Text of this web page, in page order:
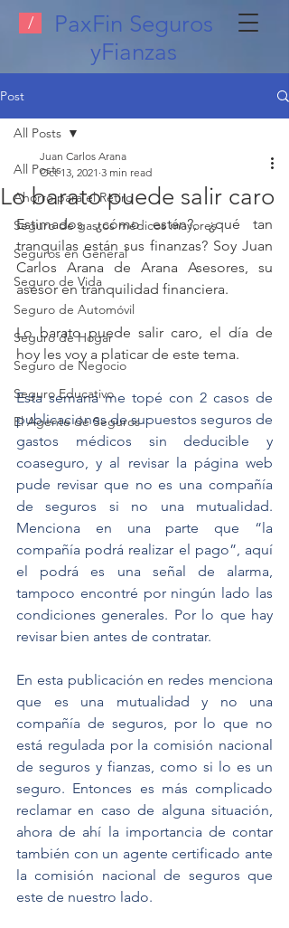
/
PaxFin Seguros
yFianzas
Post
All Posts
Ahorro para el Retiro
Seguro de gastos médicos mayores
Seguros en General
Seguro de Vida
Seguro de Automóvil
Seguro de Hogar
Seguro de Negocio
Seguro Educativo
El Agente de Seguros
All Posts
Lo barato puede salir caro
Juan Carlos Arana
Oct 13, 2021 3 min read
Estimados ¿cómo están?, ¿qué tan
tranquilas están sus finanzas? Soy Juan
Carlos Arana de Arana Asesores, su
asesor en tranquilidad financiera.
Lo barato puede salir caro, el día de
hoy les voy a platicar de este tema.
Esta semana me topé con 2 casos de
publicaciones de supuestos seguros de
gastos médicos sin deducible y
coaseguro, y al revisar la página web
pude revisar que no es una compañía
de seguros si no una mutualidad.
Menciona en una parte que “la
compañía podrá realizar el pago”, aquí
el podrá es una señal de alarma,
tampoco encontré por ningún lado las
condiciones generales. Por lo que hay
revisar bien antes de contratar.
En esta publicación en redes menciona
que es una mutualidad y no una
compañía de seguros, por lo que no
está regulada por la comisión nacional
de seguros y fianzas, como si lo es un
seguro. Entonces es más complicado
reclamar en caso de alguna situación,
ahora de ahí la importancia de contar
también con un agente certificado ante
la comisión nacional de seguros que
este de nuestro lado.